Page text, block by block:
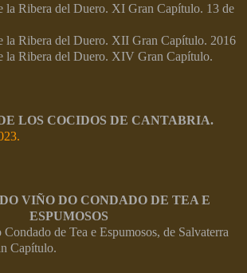
la Ribera del Duero. XI Gran Capítulo. 13 de
la Ribera del Duero. XII Gran Capítulo. 2016
la Ribera del Duero. XIV Gran Capítulo.
LOS COCIDOS DE CANTABRIA.
VIÑO DO CONDADO DE TEA E
ESPUMOSOS
de Tea e Espumosos, de Salvaterra
Capítulo.